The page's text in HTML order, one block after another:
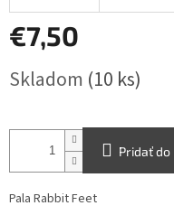
€7,50
cena:
Skladom (10 ks)
Pridať do
Pala Rabbit Feet